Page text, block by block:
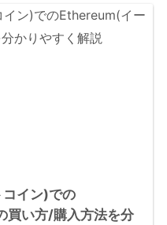
イン)での
い方/購入方法を分